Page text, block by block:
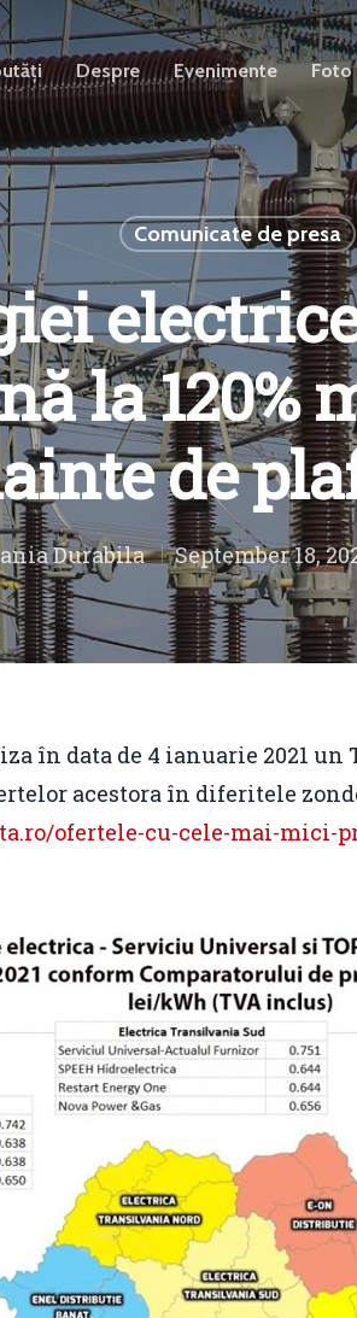
Despre Evenimente Foto
Comunicate de presa
la 120%
de
Durabila September 18,
în data de 4 ianuarie 2021 un
acestora în diferitele
ofertele-cu-cele-mai-mici-